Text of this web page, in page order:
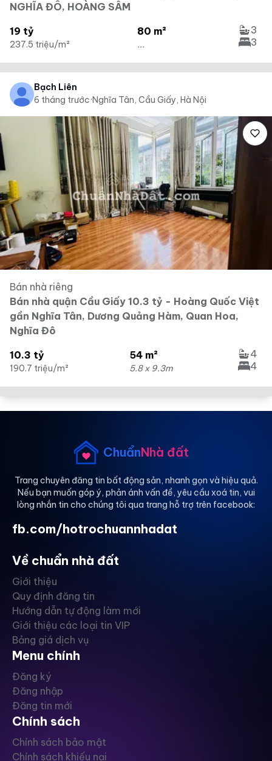
NGHĨA ĐÔ, HOÀNG SÂM
19 tỷ
237.5 triệu/m²
80 m²
...
3
3
Bạch Liên
6 tháng trước·Nghĩa Tân, Cầu Giấy, Hà Nội
Bán nhà riêng
Bán nhà quận Cầu Giấy 10.3 tỷ - Hoàng Quốc Việt
gần Nghĩa Tân, Dương Quảng Hàm, Quan Hoa,
Nghĩa Đô
10.3 tỷ
190.7 triệu/m²
54 m²
5.8 x 9.3m
4
4
ChuẩnNhà đất
Trang chuyên đăng tin bất động sản, nhanh gọn và hiệu quả.
Nếu bạn muốn góp ý, phản ánh vấn đề, yêu cầu xoá tin, vui
lòng nhắn tin cho chúng tôi qua trang hỗ trợ trên facebook:
fb.com/hotrochuannhadat
Về chuẩn nhà đất
Giới thiệu
Quy định đăng tin
Hướng dẫn tự động làm mới
Giới thiệu các loại tin VIP
Bảng giá dịch vụ
Menu chính
Đăng ký
Đăng nhập
Đăng tin mới
Chính sách
Chính sách bảo mật
Chính sách khiếu nại